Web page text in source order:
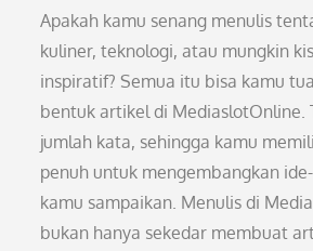
Apakah kamu senang menulis
kuliner, teknologi, atau mungkin
inspiratif? Semua itu bisa kamu
bentuk artikel di MediaslotOnline.
jumlah kata, sehingga kamu
penuh untuk mengembangkan
kamu sampaikan. Menulis di
bukan hanya sekedar membuat